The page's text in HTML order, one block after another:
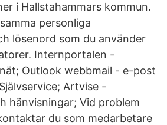
i Hallstahammars kommun.
personliga
lösenord som du använder
Internportalen -
Outlook webbmail - e-post
Artvise -
hänvisningar; Vid problem
du som medarbetare